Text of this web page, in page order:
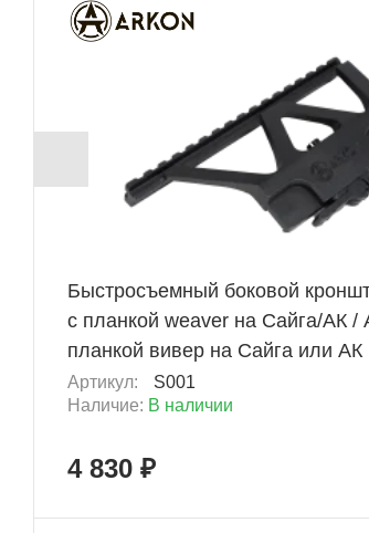
Быстросъемный боковой
с планкой weaver на Сайга/АК /
планкой вивер на Сайга или АК
Артикул:
S001
Наличие: В наличии
4 830 ₽